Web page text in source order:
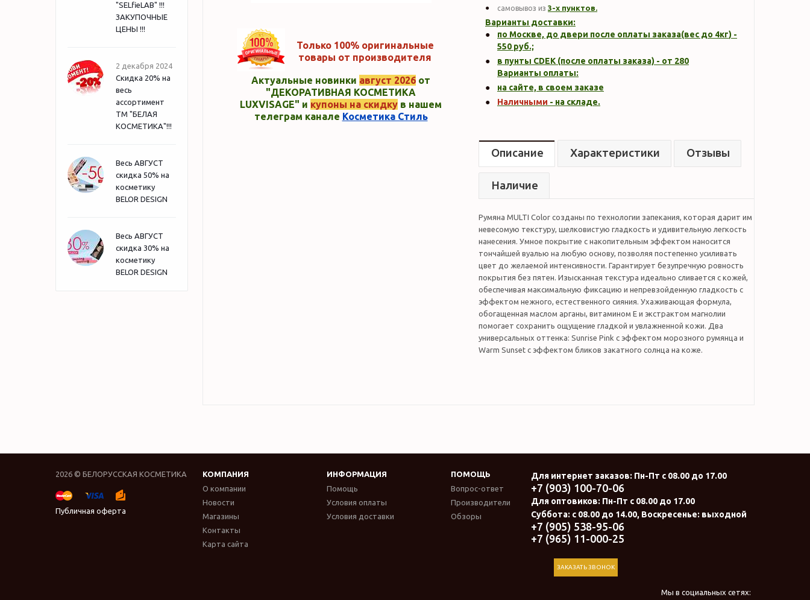
"SELfieLAB" !!!
ЗАКУПОЧНЫЕ
ЦЕНЫ !!!
2 декабря 2024
Скидка 20% на
весь
ассортимент
ТМ "БЕЛАЯ
КОСМЕТИКА"!!!
Весь АВГУСТ
скидка 50% на
косметику
BELOR DESIGN
Весь АВГУСТ
скидка 30% на
косметику
BELOR DESIGN
Только 100% оригинальные
товары от производителя
Актуальные новинки август 2026 от
"ДЕКОРАТИВНАЯ КОСМЕТИКА
LUXVISAGE" и купоны на скидку в нашем
телеграм канале Косметика Стиль
самовывоз из 3-х пунктов.
Варианты доставки:
по Москве, до двери после оплаты заказа(вес до 4кг) -
550 руб.;
в пунты CDEK (после оплаты заказа) - от 280
Варианты оплаты:
на сайте, в своем заказе
Наличными - на складе.
Описание Характеристики Отзывы
Наличие
Румяна MULTI Color созданы по технологии запекания, которая дарит им
невесомую текстуру, шелковистую гладкость и удивительную легкость
нанесения. Умное покрытие с накопительным эффектом наносится
тончайшей вуалью на любую основу, позволяя постепенно усиливать
цвет до желаемой интенсивности. Гарантирует безупречную ровность
покрытия без пятен. Изысканная текстура идеально сливается с кожей,
обеспечивая максимальную фиксацию и непревзойденную гладкость с
эффектом нежного, естественного сияния. Ухаживающая формула,
обогащенная маслом арганы, витамином Е и экстрактом магнолии
помогает сохранить ощущение гладкой и увлажненной кожи. Два
универсальных оттенка: Sunrise Pink с эффектом морозного румянца и
Warm Sunset с эффектом бликов закатного солнца на коже.
2026 © БЕЛОРУССКАЯ КОСМЕТИКА
Публичная оферта
КОМПАНИЯ ИНФОРМАЦИЯ
ПОМОЩЬ
О компании
Новости
Магазины
Контакты
Карта сайта
Помощь
Условия оплаты
Условия доставки
Вопрос-ответ
Производители
Обзоры
Для интернет заказов: Пн-Пт с 08.00 до 17.00
+7 (903) 100-70-06
Для оптовиков: Пн-Пт с 08.00 до 17.00
Суббота: с 08.00 до 14.00, Воскресенье: выходной
+7 (905) 538-95-06
+7 (965) 11-000-25
ЗАКАЗАТЬ ЗВОНОК
Мы в социальных сетях: